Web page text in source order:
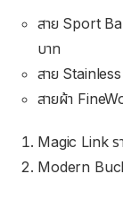
สาย Sport
บาท
สาย
สายผ้า
Magic Link ร
Modern